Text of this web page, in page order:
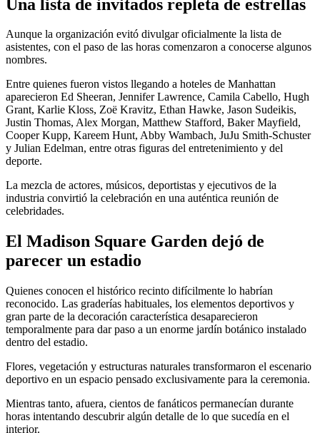
Una lista de invitados repleta de estrellas
Aunque la organización evitó divulgar oficialmente la lista de
asistentes, con el paso de las horas comenzaron a conocerse algunos
nombres.
Entre quienes fueron vistos llegando a hoteles de Manhattan
aparecieron Ed Sheeran, Jennifer Lawrence, Camila Cabello, Hugh
Grant, Karlie Kloss, Zoë Kravitz, Ethan Hawke, Jason Sudeikis,
Justin Thomas, Alex Morgan, Matthew Stafford, Baker Mayfield,
Cooper Kupp, Kareem Hunt, Abby Wambach, JuJu Smith-Schuster
y Julian Edelman, entre otras figuras del entretenimiento y del
deporte.
La mezcla de actores, músicos, deportistas y ejecutivos de la
industria convirtió la celebración en una auténtica reunión de
celebridades.
El Madison Square Garden dejó de
parecer un estadio
Quienes conocen el histórico recinto difícilmente lo habrían
reconocido. Las graderías habituales, los elementos deportivos y
gran parte de la decoración característica desaparecieron
temporalmente para dar paso a un enorme jardín botánico instalado
dentro del estadio.
Flores, vegetación y estructuras naturales transformaron el escenario
deportivo en un espacio pensado exclusivamente para la ceremonia.
Mientras tanto, afuera, cientos de fanáticos permanecían durante
horas intentando descubrir algún detalle de lo que sucedía en el
interior.